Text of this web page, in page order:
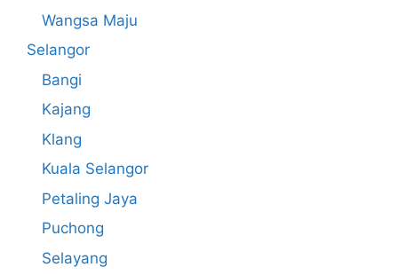
Wangsa Maju
Selangor
Bangi
Kajang
Klang
Kuala Selangor
Petaling Jaya
Puchong
Selayang